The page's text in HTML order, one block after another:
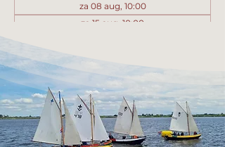
za 08 aug, 10:00
za 15 aug, 10:00
Bekijk alle 358 datums
Meld mij aan!